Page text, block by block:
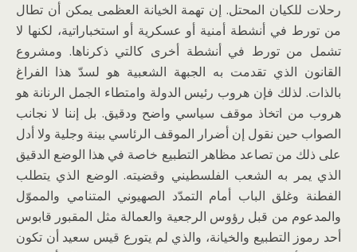
رحلات للكيان المحتل. إن تهمة الخيانة العظمى يمكن أن تطال
من تورط في أنشطة أمنية أو عسكرية أو استخباراتية، لكنها لا
تشمل من تورط في أنشطة أخرى كالتي ذكرناها. ومشروع
القانون الذي تقدمت به الجبهة الشعبية هو لسدّ هذا الفراغ
بالذات. لذلك فإن هروب رئيس الدولة وامتطاء الجمل الرنانة هو
هروب من اتخاذ موقف سياسي واضح ودقيق. بل إننا لا نجانب
الصواب حين نقول إن أضرار الموقف الرئاسي بينة وجلية ولا أدل
على ذلك من تصاعد مظاهر التطبيع خاصة في هذا الوضع الدقيق
الذي يمر به الشعب الفلسطيني وقضيته. الوضع الذي يتطلب
الفطنة وغلق الباب أمام التمدّد الصهيوني المتنامي والمموّل
والمدعوم من قبل رؤوس الرجعية والعمالة مثل المقبور قابوس
أحد رموز التطبيع والخيانة، والذي لم يتورع قيس سعيد أن تكون